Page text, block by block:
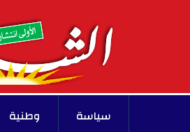
سياسة وطنية